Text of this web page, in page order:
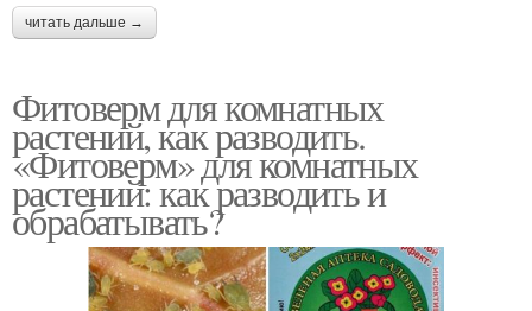
читать дальше →
Фитоверм для комнатных
растений, как разводить.
«Фитоверм» для комнатных
растений: как разводить и
обрабатывать?